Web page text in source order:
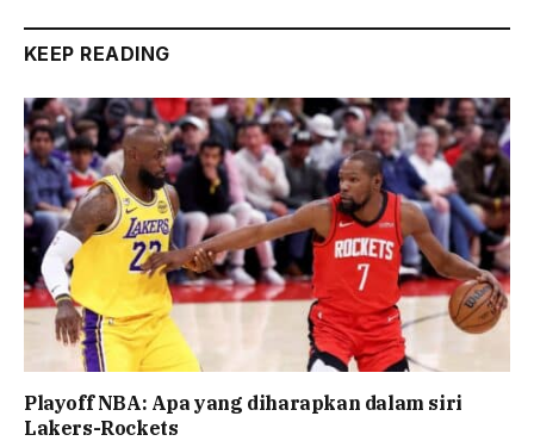
KEEP READING
Playoff NBA: Apa yang diharapkan dalam siri
Lakers-Rockets